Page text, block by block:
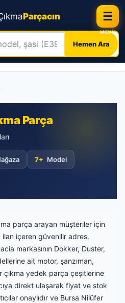
Parçacın
Hemen Ara
☰
Parça
7+ Model
parça arayan müşteriler için
içeren güvenilir adres.
markasının Dokker, Duster,
ait motor, şanzıman,
yedek parça çeşitlerine
direkt ulaşarak fiyat ve stok
onaylıdır ve Bursa Nilüfer